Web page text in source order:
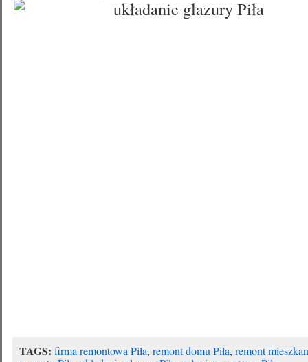
TAGS: firma remontowa Piła,remont domu Piła,remont